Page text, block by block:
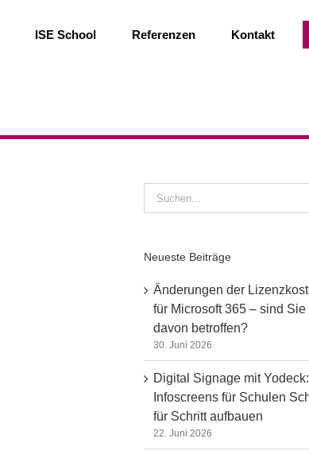
ISE School Referenzen Kontakt
Suche
nach:
Neueste Beiträge
Änderungen der
für Microsoft 365 – sind Sie
davon betroffen?
30. Juni 2026
Digital Signage mit Yodeck:
Infoscreens für Schulen
für Schritt aufbauen
22. Juni 2026